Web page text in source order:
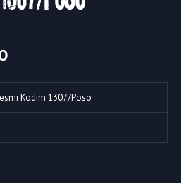
Kodim 1307/Poso